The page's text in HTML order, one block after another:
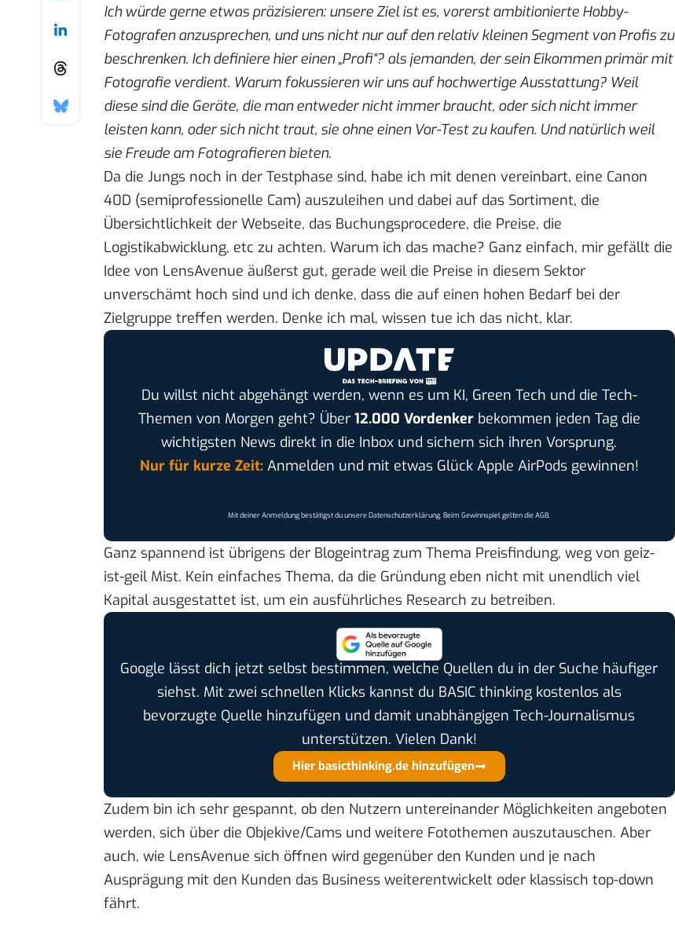
Ich würde gerne etwas präzisieren: unsere Ziel ist es, vorerst ambitionierte Hobby-
Fotografen anzusprechen, und uns nicht nur auf den relativ kleinen Segment von Profis zu
beschrenken. Ich definiere hier einen „Profi“? als jemanden, der sein Eikommen primär mit
Fotografie verdient. Warum fokussieren wir uns auf hochwertige Ausstattung? Weil
diese sind die Geräte, die man entweder nicht immer braucht, oder sich nicht immer
leisten kann, oder sich nicht traut, sie ohne einen Vor-Test zu kaufen. Und natürlich weil
sie Freude am Fotografieren bieten.
Da die Jungs noch in der Testphase sind, habe ich mit denen vereinbart, eine Canon
40D (semiprofessionelle Cam) auszuleihen und dabei auf das Sortiment, die
Übersichtlichkeit der Webseite, das Buchungsprocedere, die Preise, die
Logistikabwicklung, etc zu achten. Warum ich das mache? Ganz einfach, mir gefällt die
Idee von LensAvenue äußerst gut, gerade weil die Preise in diesem Sektor
unverschämt hoch sind und ich denke, dass die auf einen hohen Bedarf bei der
Zielgruppe treffen werden. Denke ich mal, wissen tue ich das nicht, klar.
Du willst nicht abgehängt werden, wenn es um KI, Green Tech und die Tech-
Themen von Morgen geht? Über 12.000 Vordenkerbekommen jeden Tag die
wichtigsten News direkt in die Inbox und sichern sich ihren Vorsprung.
Nur für kurze Zeit:Anmelden und mit etwas Glück Apple AirPods gewinnen!
Mit deiner Anmeldung bestätigst du unsereDatenschutzerklärung. Beim Gewinnspiel gelten dieAGB.
Ganz spannend ist übrigens der Blogeintrag zum Thema Preisfindung, weg von geiz-
ist-geil Mist. Kein einfaches Thema, da die Gründung eben nicht mit unendlich viel
Kapital ausgestattet ist, um ein ausführliches Research zu betreiben.
Google lässt dich jetzt selbst bestimmen, welche Quellen du in der Suche häufiger
siehst. Mit zwei schnellen Klicks kannst du BASIC thinking kostenlos als
bevorzugte Quelle hinzufügen und damit unabhängigen Tech-Journalismus
unterstützen. Vielen Dank!
Hier basicthinking.de hinzufügen
Zudem bin ich sehr gespannt, ob den Nutzern untereinander Möglichkeiten angeboten
werden, sich über die Objekive/Cams und weitere Fotothemen auszutauschen. Aber
auch, wie LensAvenue sich öffnen wird gegenüber den Kunden und je nach
Ausprägung mit den Kunden das Business weiterentwickelt oder klassisch top-down
fährt.